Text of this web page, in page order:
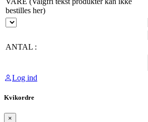
bestilles her)
ANTAL :
Log ind
Kvikordre
×